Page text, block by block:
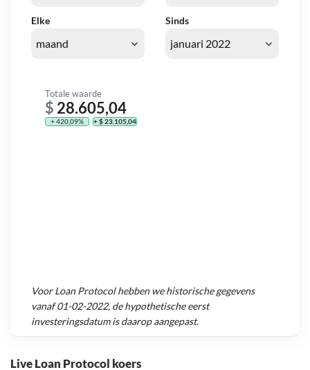
Live Loan Protocol koers
Elke Sinds
Totale waarde
$ 28.605,04
+ 420,09% + $ 23.105,04
VoorLoan Protocolhebben we historische gegevens
vanaf01-02-2022, de hypothetische eerst
investeringsdatum is daarop aangepast.